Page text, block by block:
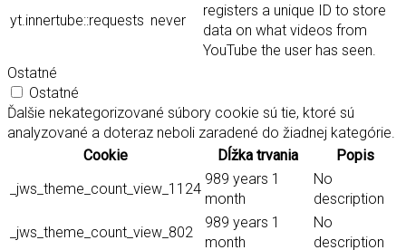
yt.innertube::requests never
registers a unique ID to store
data on what videos from
YouTube the user has seen.
Ostatné
Ostatné
Ďalšie nekategorizované súbory cookie sú tie, ktoré sú
analyzované a doteraz neboli zaradené do žiadnej kategórie.
Cookie
Dĺžka trvania
Popis
_jws_theme_count_view_1124
989 years 1
month
No
description
_jws_theme_count_view_802
989 years 1
month
No
description